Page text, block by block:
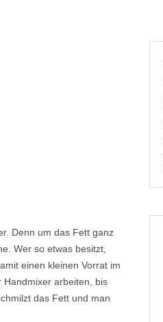
Denn um das Fett ganz
Wer so etwas besitzt,
einen kleinen Vorrat im
Handmixer arbeiten, bis
das Fett und man